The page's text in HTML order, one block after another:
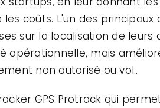
coûts. L'un des principaux
sur la localisation de leurs
opérationnelle, mais
non autorisé ou vol..
GPS Protrack qui